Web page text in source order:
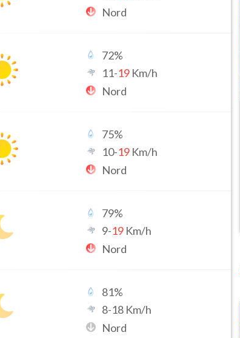
Nord
72%
11-19 Km/h
Nord
75%
10-19 Km/h
Nord
79%
9-19 Km/h
Nord
81%
8-18 Km/h
Nord